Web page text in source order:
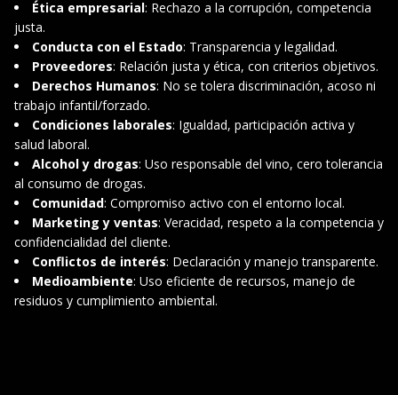
Ética empresarial: Rechazo a la corrupción, competencia
justa.
Conducta con el Estado: Transparencia y legalidad.
Proveedores: Relación justa y ética, con criterios objetivos.
Derechos Humanos: No se tolera discriminación, acoso ni
trabajo infantil/forzado.
Condiciones laborales: Igualdad, participación activa y
salud laboral.
Alcohol y drogas: Uso responsable del vino, cero tolerancia
al consumo de drogas.
Comunidad: Compromiso activo con el entorno local.
Marketing y ventas: Veracidad, respeto a la competencia y
confidencialidad del cliente.
Conflictos de interés: Declaración y manejo transparente.
Medioambiente: Uso eficiente de recursos, manejo de
residuos y cumplimiento ambiental.